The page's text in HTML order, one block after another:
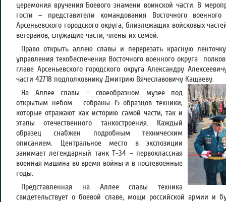
церемония вручения Боевого знамени воинской части. В
гости – представители командования Восточного
Арсеньевского городского округа, близлежащих войсковых
ветеранов, служащие части, члены их семей.
Право открыть аллею славы и перерезать красную
управления техобеспечения Восточного военного округа
главе Арсеньевского городского округа Александру
части 42718 подполковнику Дмитрию Вячеславовичу Кащаеву.
На Аллее славы – своеобразном музее под
открытым небом – собраны 15 образцов техники,
которые отражают как историю самой части, так и
этапы отечественного танкостроения. Каждый
образец снабжен подробным техническим
описанием. Центральное место в экспозиции
занимает легендарный танк Т-34 – первоклассная
военная машина во время войны и в послевоенные
годы.
Представленная на Аллее славы техника
свидетельствует о боевой славе, мощи российской армии и